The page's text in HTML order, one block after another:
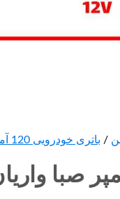
/ باتری خودرویی 120 آمپر